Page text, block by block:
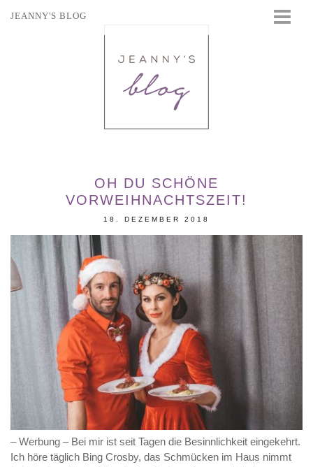
JEANNY'S BLOG
OH DU SCHÖNE
VORWEIHNACHTSZEIT!
18. DEZEMBER 2018
– Werbung – Bei mir ist seit Tagen die Besinnlichkeit eingekehrt.
Ich höre täglich Bing Crosby, das Schmücken im Haus nimmt